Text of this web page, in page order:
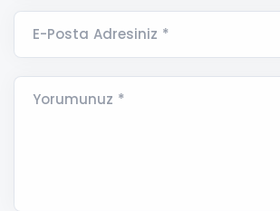
E-Posta Adresiniz *
Yorumunuz *